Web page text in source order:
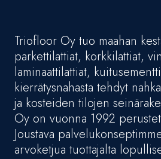
Triofloor Oy tuo maahan
parkettilattiat, korkkilattiat,
laminaattilattiat,
kierrätysnahasta tehdyt
ja kosteiden tilojen
Oy on vuonna 1992
Joustava
arvoketjua tuottajalta